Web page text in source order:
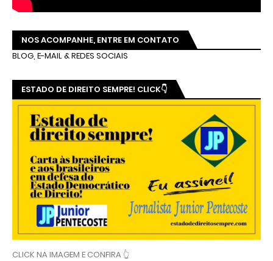
NOS ACOMPANHE, ENTRE EM CONTATO
BLOG, E-MAIL & REDES SOCIAIS
ESTADO DE DIREITO SEMPRE! CLICK👇
CLICK NA IMAGEM E CONFIRA 👆